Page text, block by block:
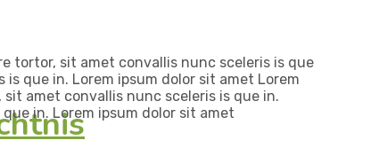
tortor, sit amet convallis nunc sceleris is que
que in. Lorem ipsum dolor sit amet Lorem
amet convallis nunc sceleris is que in.
in. Lorem ipsum dolor sit amet